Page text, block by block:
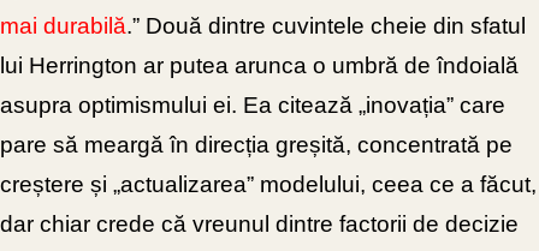
mai durabilă.” Două dintre cuvintele cheie din sfatul
lui Herrington ar putea arunca o umbră de îndoială
asupra optimismului ei. Ea citează „inovația” care
pare să meargă în direcția greșită, concentrată pe
creștere și „actualizarea” modelului, ceea ce a făcut,
dar chiar crede că vreunul dintre factorii de decizie